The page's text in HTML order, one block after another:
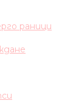
раници